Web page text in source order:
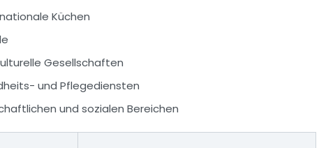
Küchen
Gesellschaften
und Pflegediensten
und sozialen Bereichen